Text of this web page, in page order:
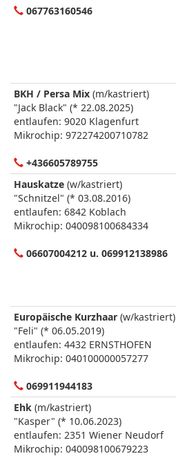
067763160546
BKH / Persa Mix (m/kastriert)
"Jack Black" (* 22.08.2025)
entlaufen: 9020 Klagenfurt
Mikrochip: 972274200710782
+436605789755
Hauskatze (w/kastriert)
"Schnitzel" (* 03.08.2016)
entlaufen: 6842 Koblach
Mikrochip: 040098100684334
06607004212 u. 069912138986
Europäische Kurzhaar (w/kastriert)
"Feli" (* 06.05.2019)
entlaufen: 4432 ERNSTHOFEN
Mikrochip: 040100000057277
069911944183
Ehk (m/kastriert)
"Kasper" (* 10.06.2023)
entlaufen: 2351 Wiener Neudorf
Mikrochip: 040098100679223